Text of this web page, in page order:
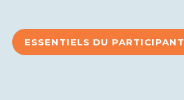
ESSENTIELS DU PARTICIPANT